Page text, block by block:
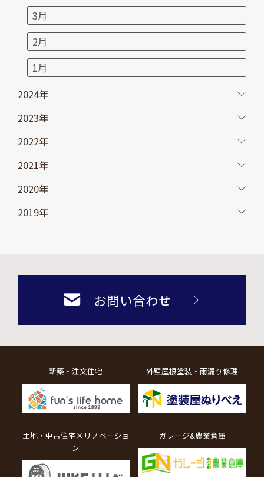
3月
2月
1月
2024年
2023年
2022年
2021年
2020年
2019年
お問い合わせ
新築・注文住宅 外壁屋根塗装・雨漏り修理
土地・中古住宅×リノベーショ
ン
ガレージ&農業倉庫